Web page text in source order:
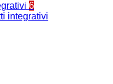
6
integrativi